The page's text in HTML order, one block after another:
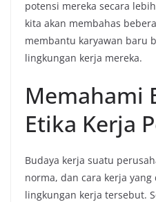
potensi mereka secara
kita akan membahas
membantu karyawan baru
lingkungan kerja mereka.
Memahami
Etika Kerja
Budaya kerja suatu
norma, dan cara kerja
lingkungan kerja tersebut.